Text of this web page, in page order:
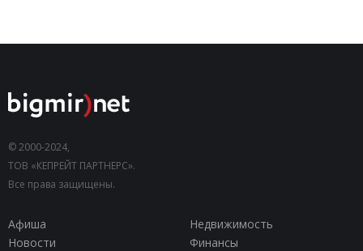
© 2000-2024,
ТОВ «КЕПРЕЙТ ПАРТНЕРС».
Все права защищены.
Афиша
Недвижимость
Новости
Финансы